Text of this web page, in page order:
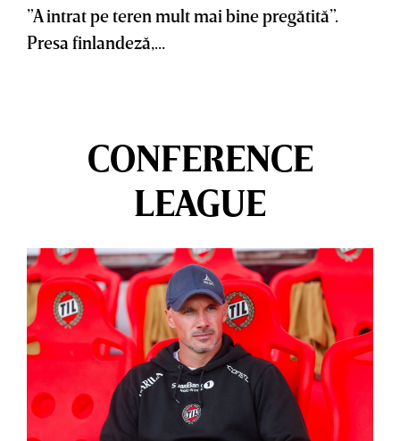
”A intrat pe teren mult mai bine pregătită”.
Presa finlandeză,...
CONFERENCE
LEAGUE